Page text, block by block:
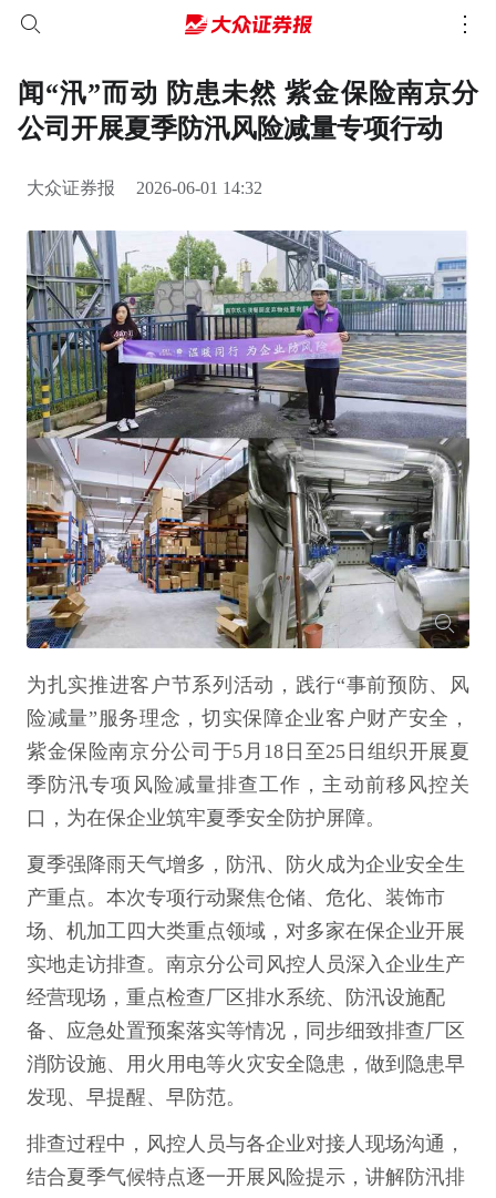
闻“汛”而动 防患未然 紫金保险南京分
公司开展夏季防汛风险减量专项行动
大众证券报 2026-06-01 14:32
为扎实推进客户节系列活动，践行“事前预防、风
险减量”服务理念，切实保障企业客户财产安全，
紫金保险南京分公司于5月18日至25日组织开展夏
季防汛专项风险减量排查工作，主动前移风控关
口，为在保企业筑牢夏季安全防护屏障。
夏季强降雨天气增多，防汛、防火成为企业安全生
产重点。本次专项行动聚焦仓储、危化、装饰市
场、机加工四大类重点领域，对多家在保企业开展
实地走访排查。南京分公司风控人员深入企业生产
经营现场，重点检查厂区排水系统、防汛设施配
备、应急处置预案落实等情况，同步细致排查厂区
消防设施、用火用电等火灾安全隐患，做到隐患早
发现、早提醒、早防范。
排查过程中，风控人员与各企业对接人现场沟通，
结合夏季气候特点逐一开展风险提示，讲解防汛排